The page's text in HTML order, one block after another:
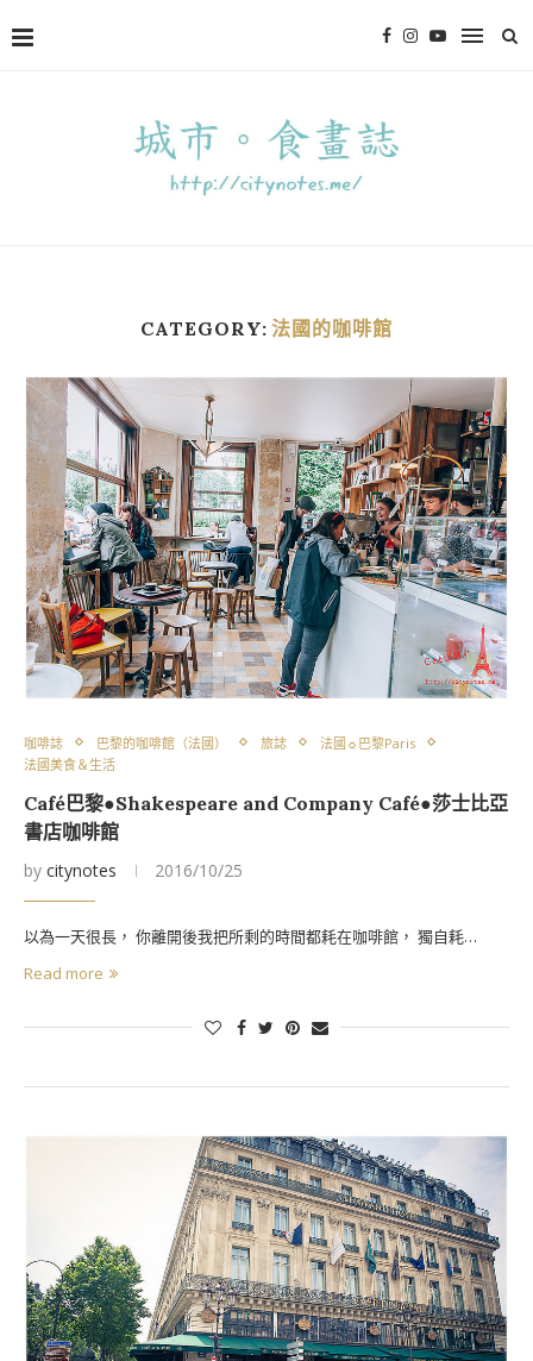
CATEGORY: 法國的咖啡館
咖啡誌 巴黎的咖啡館（法國） 旅誌
法國☼巴黎Paris
法國美食＆生活
Café巴黎●Shakespeare and Company Café●莎士比亞
書店咖啡館
by citynotes 2016/10/25
以為一天很長， 你離開後我把所剩的時間都耗在咖啡館， 獨自耗…
Read more